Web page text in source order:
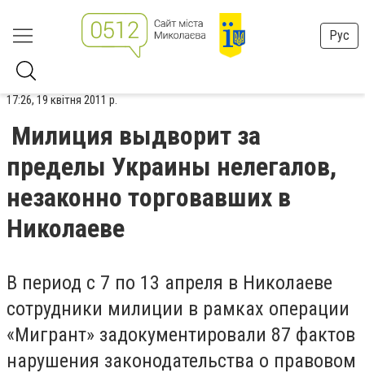
Рус
17:26, 19 квітня 2011 р.
Милиция выдворит за
пределы Украины нелегалов,
незаконно торговавших в
Николаеве
В период с 7 по 13 апреля в Николаеве
сотрудники милиции в рамках операции
«Мигрант» задокументировали 87 фактов
нарушения законодательства о правовом